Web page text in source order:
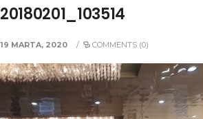
20180201_103514
19 MARTA, 2020 / COMMENTS (0)